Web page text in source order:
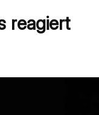
reagiert